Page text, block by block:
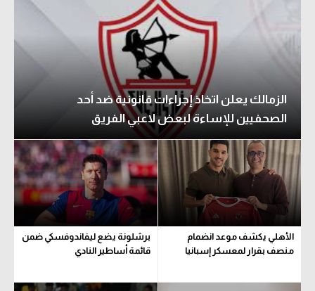
الزمالك يعلن اتخاذ إجراءات قانونية ضد أحد
الصحفيين للإساءة لبعض لاعبي الفريق
الأهلي يكشف موعد انضمام
منصف بقرار لمعسكر إسبانيا
برشلونة يضع ليفاندوفسكي ضمن
قائمة أساطير النادي